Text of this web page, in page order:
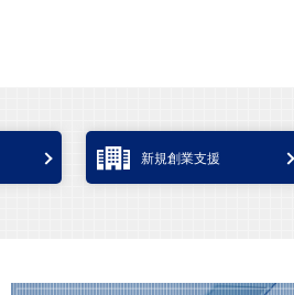
新規創業支援